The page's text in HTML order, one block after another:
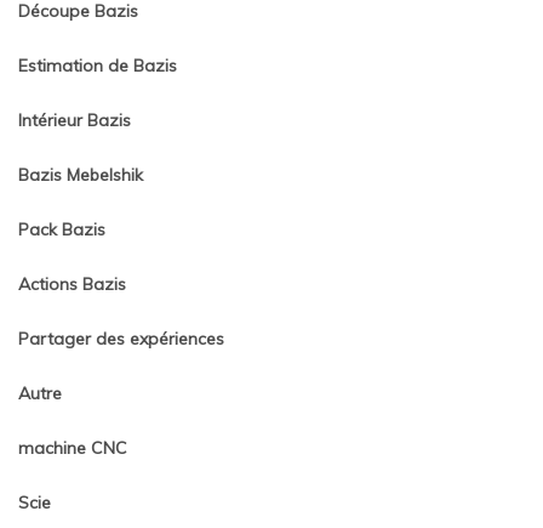
Découpe Bazis
Estimation de Bazis
Intérieur Bazis
Bazis Mebelshik
Pack Bazis
Actions Bazis
Partager des expériences
Autre
machine CNC
Scie